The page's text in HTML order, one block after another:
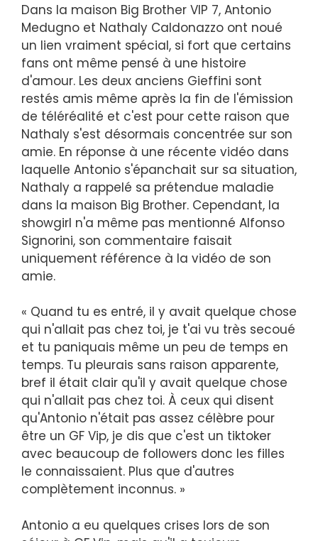
Dans la maison Big Brother VIP 7, Antonio
Medugno et Nathaly Caldonazzo ont noué
un lien vraiment spécial, si fort que certains
fans ont même pensé à une histoire
d'amour. Les deux anciens Gieffini sont
restés amis même après la fin de l'émission
de téléréalité et c'est pour cette raison que
Nathaly s'est désormais concentrée sur son
amie. En réponse à une récente vidéo dans
laquelle Antonio s'épanchait sur sa situation,
Nathaly a rappelé sa prétendue maladie
dans la maison Big Brother. Cependant, la
showgirl n'a même pas mentionné Alfonso
Signorini, son commentaire faisait
uniquement référence à la vidéo de son
amie.
« Quand tu es entré, il y avait quelque chose
qui n'allait pas chez toi, je t'ai vu très secoué
et tu paniquais même un peu de temps en
temps. Tu pleurais sans raison apparente,
bref il était clair qu'il y avait quelque chose
qui n'allait pas chez toi. À ceux qui disent
qu'Antonio n'était pas assez célèbre pour
être un GF Vip, je dis que c'est un tiktoker
avec beaucoup de followers donc les filles
le connaissaient. Plus que d'autres
complètement inconnus. »
Antonio a eu quelques crises lors de son